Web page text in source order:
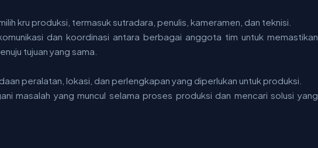
kru produksi, termasuk sutradara, penulis, kameramen, dan teknisi.
dan koordinasi antara berbagai anggota tim untuk memastikan
tujuan yang sama.
peralatan, lokasi, dan perlengkapan yang diperlukan untuk produksi.
masalah yang muncul selama proses produksi dan mencari solusi yang